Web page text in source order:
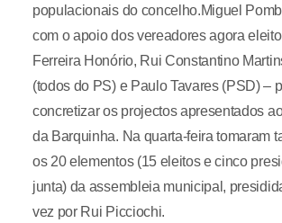
populacionais do concelho.Miguel
com o apoio dos vereadores agora
Ferreira Honório, Rui Constantino
(todos do PS) e Paulo Tavares (PSD) –
concretizar os projectos apresentados
da Barquinha. Na quarta-feira tomaram
os 20 elementos (15 eleitos e cinco
junta) da assembleia municipal,
vez por Rui Picciochi.